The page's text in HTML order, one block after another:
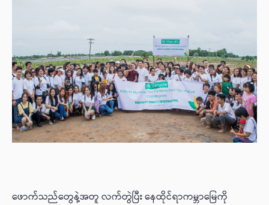
‌ဖောက်သည်တွေနဲ့အတူ လက်တွဲပြီး နေထိုင်ရာကမ္ဘာမြေကို